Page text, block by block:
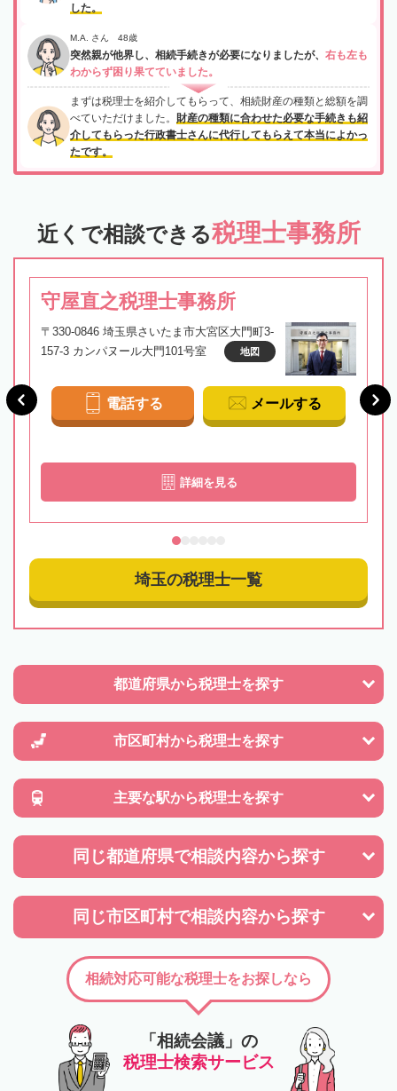
した。
M.A. さん 48歳
突然親が他界し、相続手続きが必要になりましたが、 右も左も
わからず困り果てていました。
まずは税理士を紹介してもらって、相続財産の種類と総額を調
べていただけました。 財産の種類に合わせた必要な手続きも紹
介してもらった行政書士さんに代行してもらえて本当によかっ
たです。
近くで相談できる税理士事務所
守屋直之税理士事務所
〒330-0846 埼玉県さいたま市大宮区大門町3-
157-3 カンパヌール大門101号室
地図
電話する メールする
詳細を見る
埼玉の税理士一覧
都道府県から税理士を探す
市区町村から税理士を探す
主要な駅から税理士を探す
同じ都道府県で相談内容から探す
同じ市区町村で相談内容から探す
「相続会議」の
税理士検索サービス
相続対応可能な税理士をお探しなら